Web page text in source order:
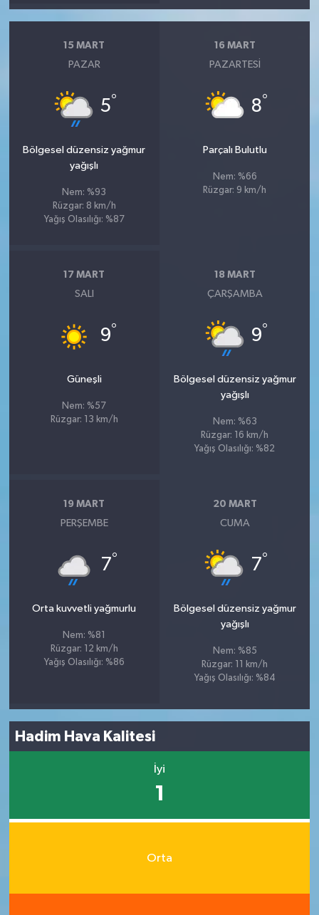
15 MART
PAZAR
5°
Bölgesel düzensiz yağmur
yağışlı
Nem: %93
Rüzgar: 8 km/h
Yağış Olasılığı: %87
16 MART
PAZARTESI
8°
Parçalı Bulutlu
Nem: %66
Rüzgar: 9 km/h
17 MART
SALI
9°
Güneşli
Nem: %57
Rüzgar: 13 km/h
18 MART
ÇARŞAMBA
9°
Bölgesel düzensiz yağmur
yağışlı
Nem: %63
Rüzgar: 16 km/h
Yağış Olasılığı: %82
19 MART
PERŞEMBE
7°
Orta kuvvetli yağmurlu
Nem: %81
Rüzgar: 12 km/h
Yağış Olasılığı: %86
20 MART
CUMA
7°
Bölgesel düzensiz yağmur
yağışlı
Nem: %85
Rüzgar: 11 km/h
Yağış Olasılığı: %84
Hadim Hava Kalitesi
İyi
1
Orta